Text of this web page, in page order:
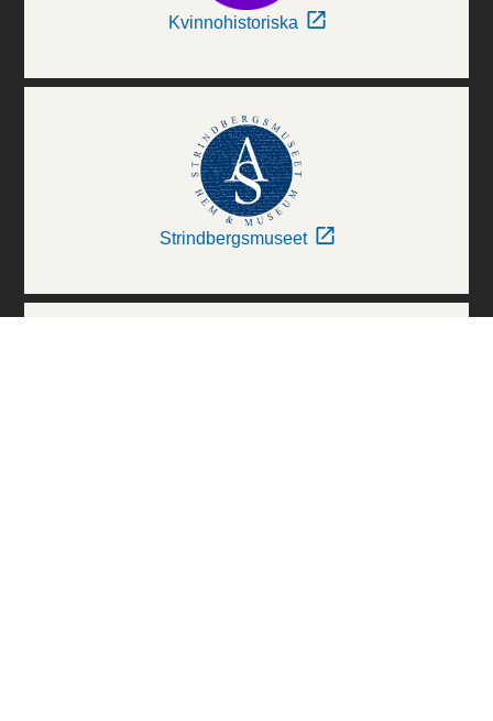
Kvinnohistoriska
Strindbergsmuseet